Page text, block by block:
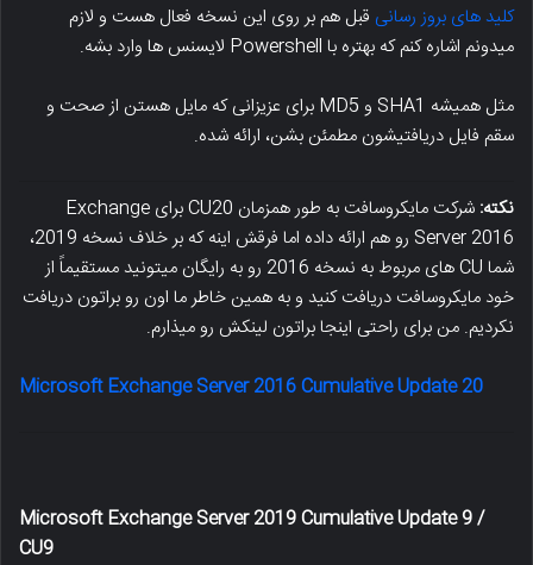
کلید های بروز رسانی قبل هم بر روی این نسخه فعال هست و لازم
میدونم اشاره کنم که بهتره با Powershell لایسنس ها وارد بشه.
مثل همیشه SHA1 و MD5 برای عزیزانی که مایل هستن از صحت و
سقم فایل دریافتیشون مطمئن بشن، ارائه شده.
نکته:
شرکت مایکروسافت به طور همزمان CU20 برای Exchange
Server 2016 رو هم ارائه داده اما فرقش اینه که بر خلاف نسخه 2019،
شما CU های مربوط به نسخه 2016 رو به رایگان میتونید مستقیماً از
خود مایکروسافت دریافت کنید و به همین خاطر ما اون رو براتون دریافت
نکردیم. من برای راحتی اینجا براتون لینکش رو میذارم.
Microsoft Exchange Server 2016 Cumulative Update 20
Microsoft Exchange Server 2019 Cumulative Update 9 /
CU9